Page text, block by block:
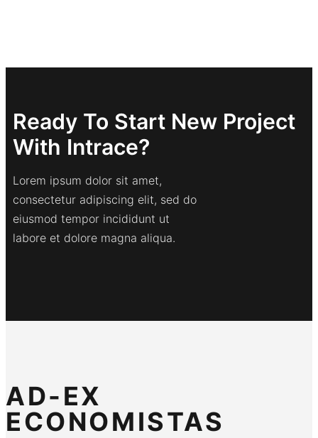
Ready To Start New Project
With Intrace?
Lorem ipsum dolor sit amet,
consectetur adipiscing elit, sed do
eiusmod tempor incididunt ut
labore et dolore magna aliqua.
AD-EX
ECONOMISTAS